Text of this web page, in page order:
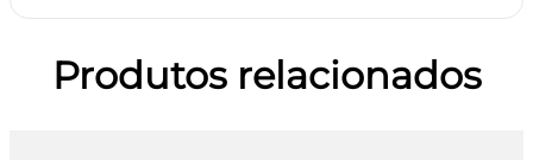
Produtos relacionados